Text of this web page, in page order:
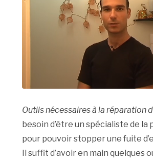
Outils nécessaires à la réparation
besoin d’être un spécialiste de la
pour pouvoir stopper une fuite
Il suffit d’avoir en main quelques